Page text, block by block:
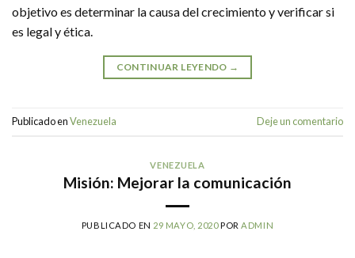
objetivo es determinar la causa del crecimiento y verificar si
es legal y ética.
CONTINUAR LEYENDO →
Publicado enVenezuela Deje un comentario
VENEZUELA
Misión: Mejorar la comunicación
PUBLICADO EN 29 MAYO, 2020PORADMIN